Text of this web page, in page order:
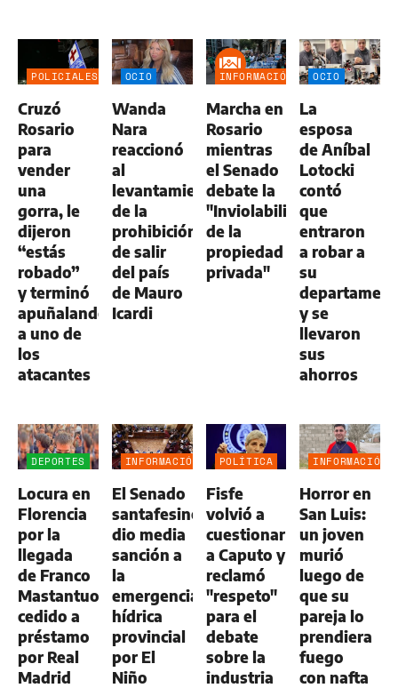
POLICIALES
Cruzó
Rosario
para
vender
una
gorra, le
dijeron
“estás
robado”
y terminó
apuñalando
a uno de
los
atacantes
OCIO
Wanda
Nara
reaccionó
al
levantamiento
de la
prohibición
de salir
del país
de Mauro
Icardi
INFORMACIÓN
Marcha en
Rosario
mientras
el Senado
debate la
"Inviolabilidad
de la
propiedad
privada"
OCIO
La
esposa
de Aníbal
Lotocki
contó
que
entraron
a robar a
su
y se
llevaron
sus
ahorros
DEPORTES
Locura en
Florencia
por la
llegada
de Franco
Mastantuono,
cedido a
préstamo
por Real
Madrid
INFORMACIÓN
El Senado
santafesino
dio media
sanción a
la
emergencia
hídrica
provincial
por El
Niño
POLÍTICA
Fisfe
volvió a
cuestionar
a Caputo y
reclamó
"respeto"
para el
debate
sobre la
industria
INFORMACIÓN
Horror en
San Luis:
un joven
murió
luego de
que su
pareja lo
prendiera
fuego
con nafta